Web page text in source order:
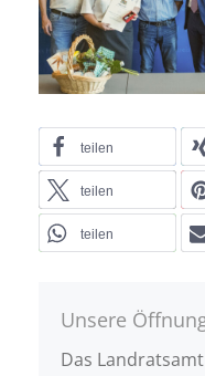
teilen
teilen
teilen
Unsere
Das